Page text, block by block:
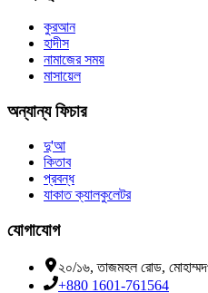
কুরআন
হাদীস
নামাজের সময়
মাসায়েল
অন্যান্য ফিচার
দু'আ
কিতাব
প্রবন্ধ
যাকাত ক্যালকুলেটর
যোগাযোগ
২০/১৬, তাজমহল রোড,
+880 1601-761564